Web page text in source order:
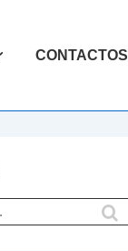
CONTACTOS